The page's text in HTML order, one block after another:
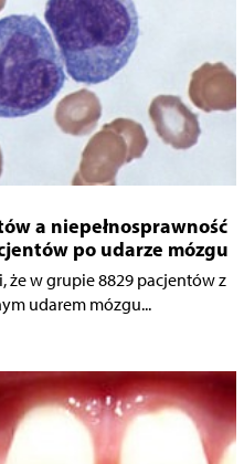
a niepełnosprawność
po udarze mózgu
że w grupie 8829 pacjentów z
udarem mózgu...